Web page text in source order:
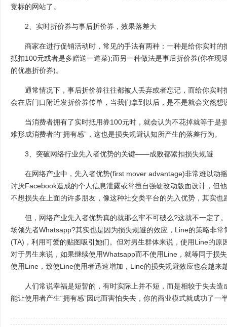
竞标的网站了。
2、实时折价券与事后折价券，效果落差大
商家在进行促销活动时，常见的手法有两种：一种是给你实时的
抵扣100元或者是多赠送一道菜);而另一种做法是事后折价券(你在现
的优惠折价券)。
通常情况下，事后折价券往往都被人丢弃或者忘记，而给你实时
会在店门口附近发折价券传单，当我们拿到以后，是不是就会突然
当消费者拥有了实时抵用券100元时，就会认为不花掉就等于是
难形成消费者的“拥有感”，这也是损失规避认知所产生的落差行为。
3、突破网络行业先入者优势的关键——成败都紧扣损失规避
在网络产业中，先入者优势(first mover advantage)非常难以动
讨厌Facebook造成的个人信息泄露或常擅自强硬改动版面设计，但
不想损失在上面的许多朋友，像这种社交类平台的先入优势，其实也
但，网络产业先入者优势真的就那么牢不可破么?这就不一定了
场领先者Whatsapp?其实也是因为损失规避的效应，Line的策略非
(TA)，利用可爱的贴图吸引她们。但对男生群体来说，使用Line的原
对于男生来说，如果继续使用Whatsapp而不使用Line，就等同于损
使用Line，致使Line使用者迅速增加，Line的损失规避效应也会越来
人们常说幸福是短暂的，有时实际上并不短，而是相较于失去造
能让使用者产生“拥有感”因此而害怕失去，你的商业模式就成功了一